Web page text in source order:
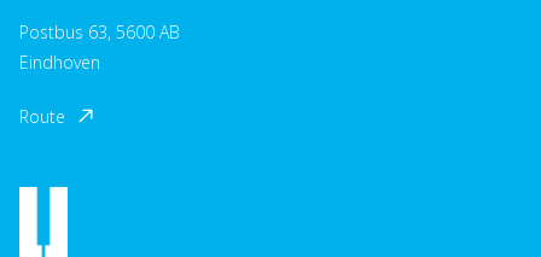
Postbus 63, 5600 AB
Eindhoven
Route